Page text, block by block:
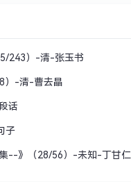
243）-清-张玉书
）-清-曹去晶
话
子
集--》（28/56）-未知-丁甘仁